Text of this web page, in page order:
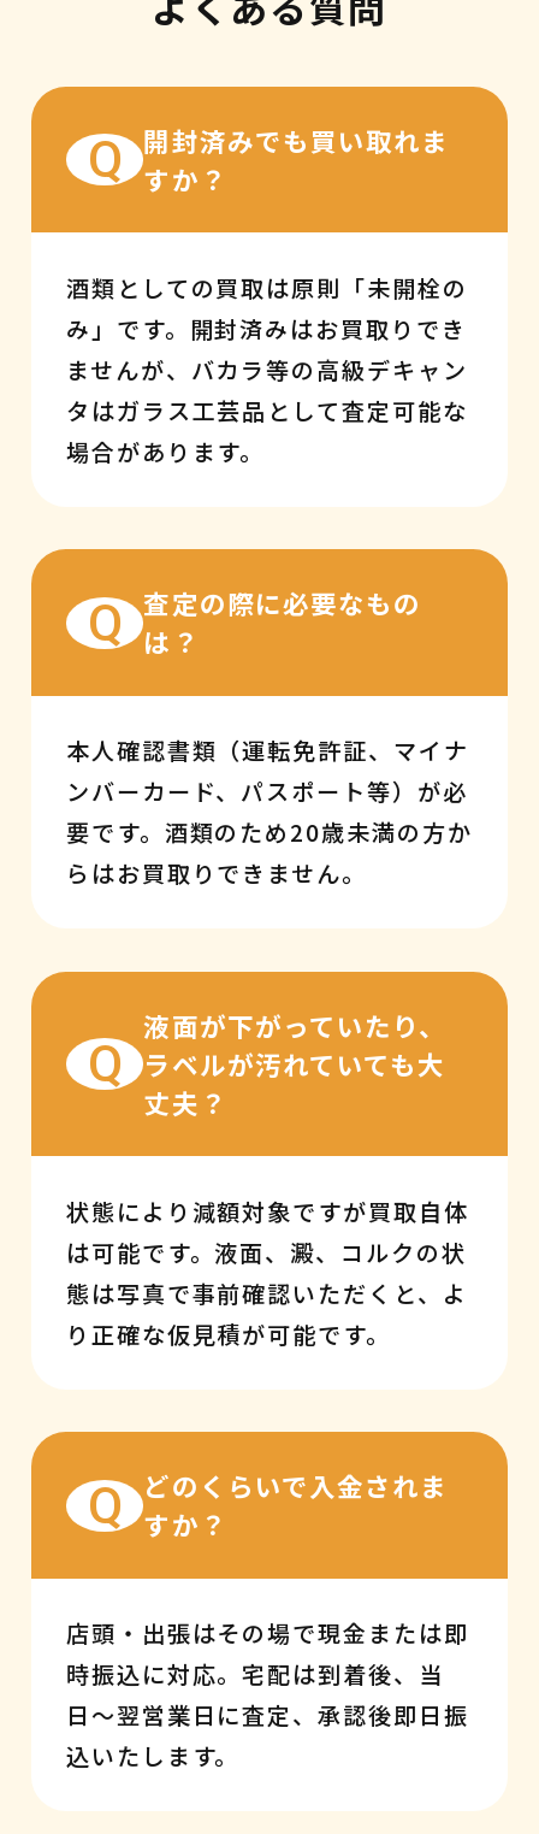
Q
開封済みでも買い取れま
すか？
酒類としての買取は原則「未開栓の
み」です。開封済みはお買取りでき
ませんが、バカラ等の高級デキャン
タはガラス工芸品として査定可能な
場合があります。
Q
査定の際に必要なもの
は？
本人確認書類（運転免許証、マイナ
ンバーカード、パスポート等）が必
要です。酒類のため20歳未満の方か
らはお買取りできません。
Q
液面が下がっていたり、
ラベルが汚れていても大
丈夫？
状態により減額対象ですが買取自体
は可能です。液面、澱、コルクの状
態は写真で事前確認いただくと、よ
り正確な仮見積が可能です。
Q
どのくらいで入金されま
すか？
店頭・出張はその場で現金または即
時振込に対応。宅配は到着後、当
日〜翌営業日に査定、承認後即日振
込いたします。